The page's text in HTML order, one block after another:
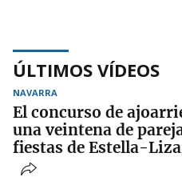
ÚLTIMOS VÍDEOS
NAVARRA
El concurso de
una veintena de
fiestas de Estella-